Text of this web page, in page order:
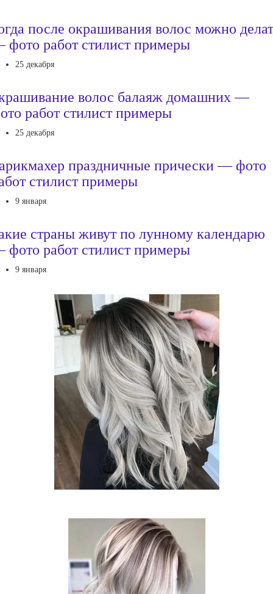
после окрашивания волос можно
работ стилист примеры
25 декабря
волос балаяж домашних —
работ стилист примеры
25 декабря
праздничные прически — фото
стилист примеры
9 января
страны живут по лунному календарю
работ стилист примеры
9 января